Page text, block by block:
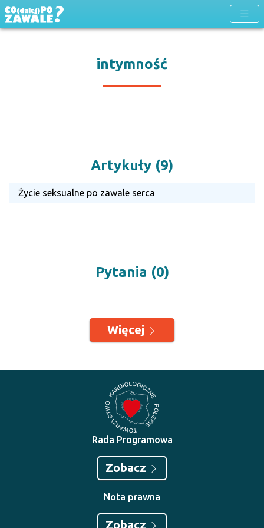
intymność
Artykuły (9)
Życie seksualne po zawale serca
Pytania (0)
Więcej
Rada Programowa
Zobacz
Nota prawna
Zobacz